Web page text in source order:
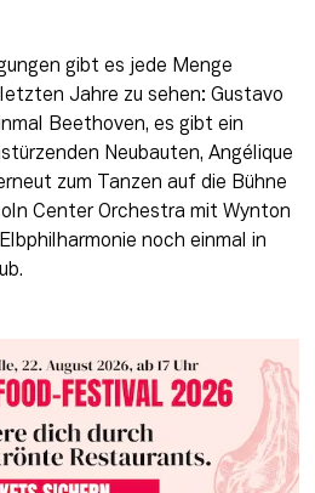
gibt es jede Menge
Jahre zu sehen: Gustavo
Beethoven, es gibt ein
Neubauten, Angélique
zum Tanzen auf die Bühne
Center Orchestra mit Wynton
noch einmal in